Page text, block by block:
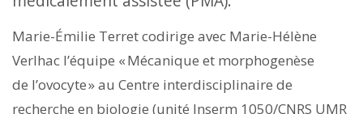
Marie-Émilie Terret codirige avec Marie-Hélène
Verlhac l’équipe « Mécanique et morphogenèse
de l’ovocyte » au Centre interdisciplinaire de
recherche en biologie (unité Inserm 1050/CNRS UMR